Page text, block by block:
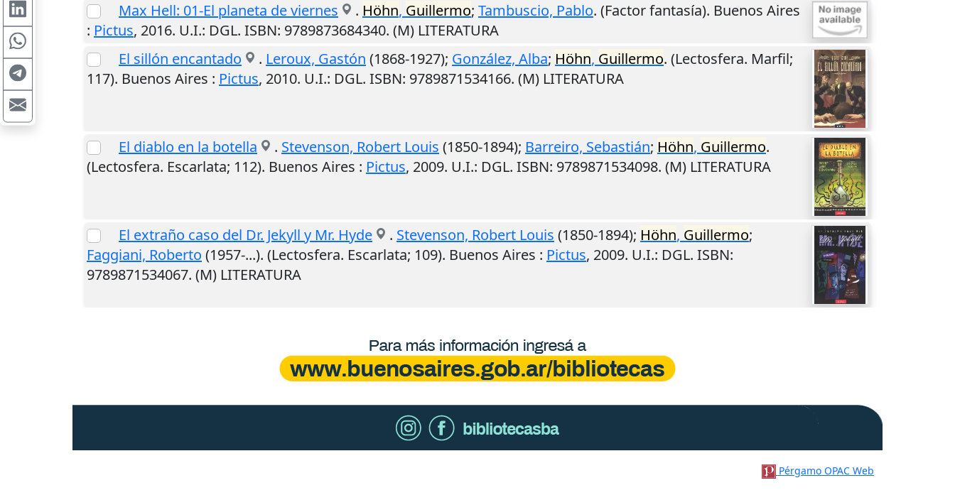
Max Hell: 01-El planeta de viernes . Höhn, Guillermo; Tambuscio, Pablo. (Factor fantasía). Buenos Aires
: Pictus, 2016. U.I.: DGL. ISBN: 9789873684340. (M) LITERATURA
El sillón encantado
. Leroux, Gastón (1868-1927); González, Alba; Höhn, Guillermo. (Lectosfera. Marfil;
117). Buenos Aires : Pictus, 2010. U.I.: DGL. ISBN: 9789871534166. (M) LITERATURA
El diablo en la botella . Stevenson, Robert Louis (1850-1894); Barreiro, Sebastián; Höhn, Guillermo.
(Lectosfera. Escarlata; 112). Buenos Aires : Pictus, 2009. U.I.: DGL. ISBN: 9789871534098. (M) LITERATURA
El extraño caso del Dr. Jekyll y Mr. Hyde . Stevenson, Robert Louis (1850-1894); Höhn, Guillermo;
Faggiani, Roberto (1957-...). (Lectosfera. Escarlata; 109). Buenos Aires : Pictus, 2009. U.I.: DGL. ISBN:
9789871534067. (M) LITERATURA
Pérgamo OPAC Web